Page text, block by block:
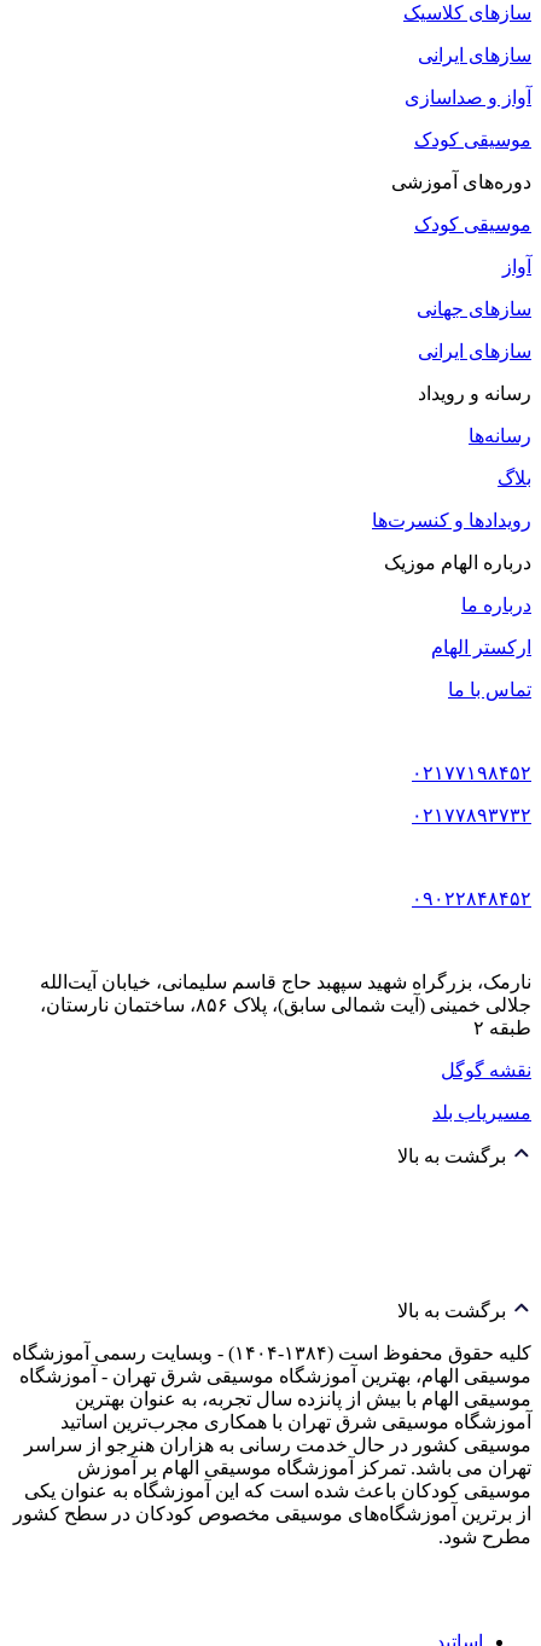
سازهای کلاسیک
سازهای ایرانی
آواز و صداسازی
موسیقی کودک
دوره‌های آموزشی
موسیقی کودک
آواز
سازهای جهانی
سازهای ایرانی
رسانه و رویداد
رسانه‌ها
بلاگ
رویدادها و کنسرت‌ها
درباره الهام موزیک
درباره ما
ارکستر الهام
تماس با ما
۰۲۱۷۷۱۹۸۴۵۲
۰۲۱۷۷۸۹۳۷۳۲
۰۹۰۲۲۸۴۸۴۵۲
نارمک، بزرگراه شهید سپهبد حاج قاسم سلیمانی، خیابان آیت‌الله
جلالی خمینی (آیت شمالی سابق)، پلاک ۸۵۶، ساختمان نارستان،
طبقه ۲
نقشه گوگل
مسیریاب بلد
برگشت به بالا
برگشت به بالا
کلیه حقوق محفوظ است (۱۳۸۴-۱۴۰۴) - وبسایت رسمی آموزشگاه
موسیقی الهام، بهترین آموزشگاه موسیقی شرق تهران - آموزشگاه
موسیقی الهام با بیش از پانزده سال تجربه، به عنوان بهترین
آموزشگاه موسیقی شرق تهران با همکاری مجرب‌ترین اساتید
موسیقی کشور در حال خدمت رسانی به هزاران هنرجو از سراسر
تهران می باشد. تمرکز آموزشگاه موسیقی الهام بر آموزش
موسیقی کودکان باعث شده است که این آموزشگاه به عنوان یکی
از برترین آموزشگاه‌های موسیقی مخصوص کودکان در سطح کشور
مطرح شود.
اساتید